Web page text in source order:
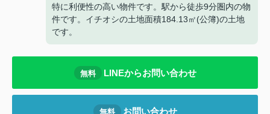
特に利便性の高い物件です。駅から徒歩9分圏内の物
件です。イチオシの土地面積184.13㎡(公簿)の土地
です。
無料 LINEからお問い合わせ
無料 お問い合わせ